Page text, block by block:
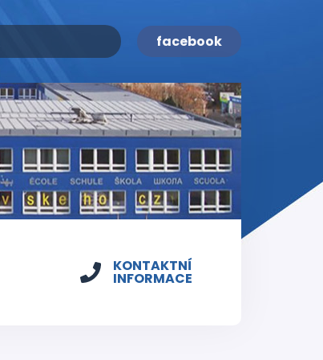
facebook
KONTAKTNÍ
INFORMACE